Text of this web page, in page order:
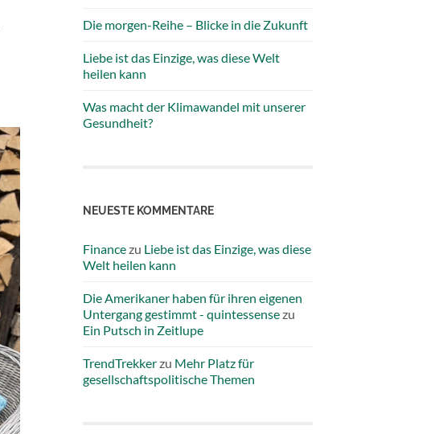
Die morgen-Reihe – Blicke in die Zukunft
Liebe ist das Einzige, was diese Welt
heilen kann
Was macht der Klimawandel mit unserer
Gesundheit?
NEUESTE KOMMENTARE
Financezu Liebe ist das Einzige, was diese
Welt heilen kann
Die Amerikaner haben für ihren eigenen
Untergang gestimmt - quintessensezu
Ein Putsch in Zeitlupe
TrendTrekkerzu Mehr Platz für
gesellschaftspolitische Themen